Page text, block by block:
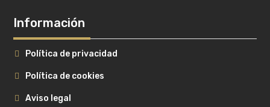
Información
Política de privacidad
Política de cookies
Aviso legal